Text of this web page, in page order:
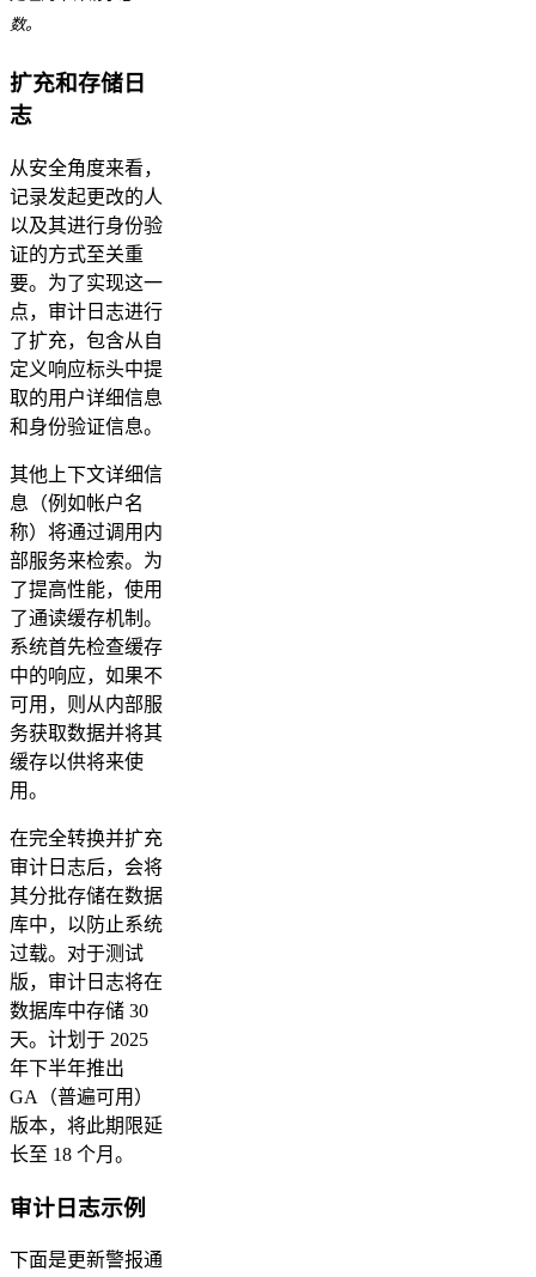
数。
扩充和存储日
志
从安全角度来看，
记录发起更改的人
以及其进行身份验
证的方式至关重
要。为了实现这一
点，审计日志进行
了扩充，包含从自
定义响应标头中提
取的用户详细信息
和身份验证信息。
其他上下文详细信
息（例如帐户名
称）将通过调用内
部服务来检索。为
了提高性能，使用
了通读缓存机制。
系统首先检查缓存
中的响应，如果不
可用，则从内部服
务获取数据并将其
缓存以供将来使
用。
在完全转换并扩充
审计日志后，会将
其分批存储在数据
库中，以防止系统
过载。对于测试
版，审计日志将在
数据库中存储 30
天。计划于 2025
年下半年推出
GA（普遍可用）
版本，将此期限延
长至 18 个月。
审计日志示例
下面是更新警报通